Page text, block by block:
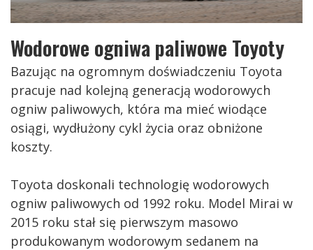
Wodorowe ogniwa paliwowe Toyoty
Bazując na ogromnym doświadczeniu Toyota
pracuje nad kolejną generacją wodorowych
ogniw paliwowych, która ma mieć wiodące
osiągi, wydłużony cykl życia oraz obniżone
koszty.
Toyota doskonali technologię wodorowych
ogniw paliwowych od 1992 roku. Model Mirai w
2015 roku stał się pierwszym masowo
produkowanym wodorowym sedanem na